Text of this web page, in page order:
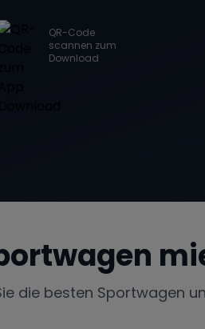
QR-Code
scannen zum
Download
die besten Sportwagen